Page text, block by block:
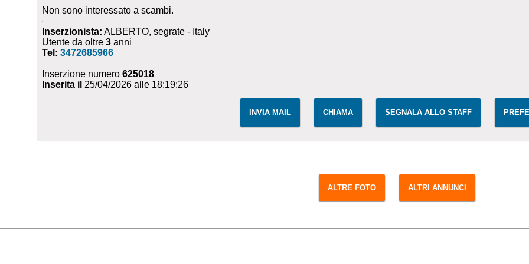
Non sono interessato a scambi.
Inserzionista: ALBERTO, segrate - Italy
Utente da oltre3 anni
Tel:3472685966
Inserzione numero625018
Inserita il 25/04/2026 alle 18:19:26
INVIA MAIL CHIAMA SEGNALA ALLO STAFF
ALTRE FOTO ALTRI ANNUNCI